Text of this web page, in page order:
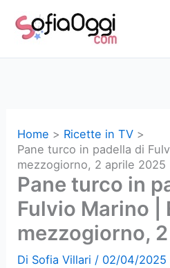
Home
Ricette in TV
Pane turco in padella di
mezzogiorno, 2 aprile 2025
Pane turco in
Fulvio Marino |
mezzogiorno,
Di Sofia Villari / 02/04/2025